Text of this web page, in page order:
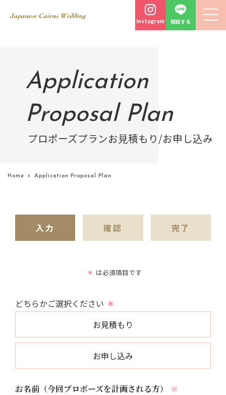
Instagram 相談する
Application
Proposal Plan
プロポーズプランお見積もり/お申し込み
Home Application Proposal Plan
入力 確認 完了
＊ は必須項目です
どちらかご選択ください ＊
お見積もり
お申し込み
お名前（今回プロポーズを計画される方） ＊